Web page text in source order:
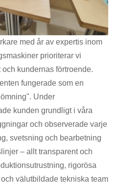
med år av expertis inom
prioriterar vi
kundernas förtroende.
fungerade som en
Under
kunden grundligt i våra
och observerade varje
svetsning och bearbetning
– allt transparent och
rigorösa
välutbildade tekniska team